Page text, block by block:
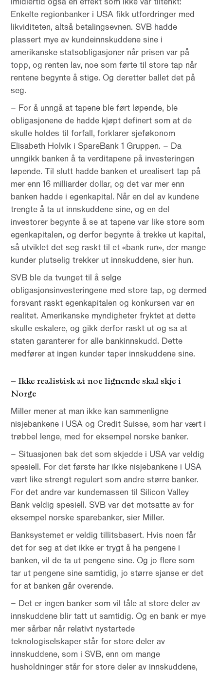
Enkelte regionbanker i USA fikk utfordringer med
likviditeten, altså betalingsevnen. SVB hadde
plassert mye av kundeinnskuddene sine i
amerikanske statsobligasjoner når prisen var på
topp, og renten lav, noe som førte til store tap når
rentene begynte å stige. Og deretter ballet det på
seg.
– For å unngå at tapene ble ført løpende, ble
obligasjonene de hadde kjøpt definert som at de
skulle holdes til forfall, forklarer sjeføkonom
Elisabeth Holvik i SpareBank 1 Gruppen. – Da
unngikk banken å ta verditapene på investeringen
løpende. Til slutt hadde banken et urealisert tap på
mer enn 16 milliarder dollar, og det var mer enn
banken hadde i egenkapital. Når en del av kundene
trengte å ta ut innskuddene sine, og en del
investorer begynte å se at tapene var like store som
egenkapitalen, og derfor begynte å trekke ut kapital,
så utviklet det seg raskt til et «bank run», der mange
kunder plutselig trekker ut innskuddene, sier hun.
SVB ble da tvunget til å selge
obligasjonsinvesteringene med store tap, og dermed
forsvant raskt egenkapitalen og konkursen var en
realitet. Amerikanske myndigheter fryktet at dette
skulle eskalere, og gikk derfor raskt ut og sa at
staten garanterer for alle bankinnskudd. Dette
medfører at ingen kunder taper innskuddene sine.
– Ikke realistisk at noe lignende skal skje i
Norge
Miller mener at man ikke kan sammenligne
nisjebankene i USA og Credit Suisse, som har vært i
trøbbel lenge, med for eksempel norske banker.
– Situasjonen bak det som skjedde i USA var veldig
spesiell. For det første har ikke nisjebankene i USA
vært like strengt regulert som andre større banker.
For det andre var kundemassen til Silicon Valley
Bank veldig spesiell. SVB var det motsatte av for
eksempel norske sparebanker, sier Miller.
Banksystemet er veldig tillitsbasert. Hvis noen får
det for seg at det ikke er trygt å ha pengene i
banken, vil de ta ut pengene sine. Og jo flere som
tar ut pengene sine samtidig, jo større sjanse er det
for at banken går overende.
– Det er ingen banker som vil tåle at store deler av
innskuddene blir tatt ut samtidig. Og en bank er mye
mer sårbar når relativt nystartede
teknologiselskaper står for store deler av
innskuddene, som i SVB, enn om mange
husholdninger står for store deler av innskuddene,